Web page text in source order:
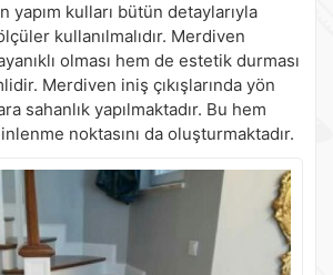
yapım kulları bütün detaylarıyla
kullanılmalıdır. Merdiven
olması hem de estetik durması
Merdiven iniş çıkışlarında yön
sahanlık yapılmaktadır. Bu hem
noktasını da oluşturmaktadır.